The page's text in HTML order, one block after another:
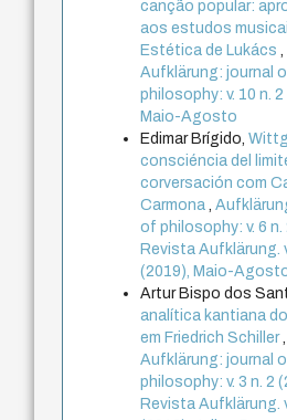
canção popular:
aos estudos
Estética de Lukács
Aufklärung: journal
philosophy: v. 10 n.
Maio-Agosto
Edimar Brígido,
consciéncia del
corversación com
Carmona ,
of philosophy: v. 6 n.
Revista Aufklärung.
(2019), Maio-
Artur Bispo dos
analítica kantiana
em Friedrich Schiller
Aufklärung: journal
philosophy: v. 3 n. 2
Revista Aufklärung.